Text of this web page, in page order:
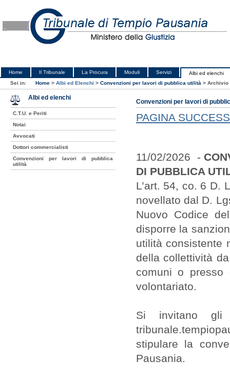
Home Il Tribunale La Procura Moduli Servizi
Albi ed elenchi
Sei in:
Home > Albi ed Elenchi > Convenzioni per lavori di pubblica utilità > Archivio
Convenzioni per lavori di
PAGINA
11/02/2026 -
DI PUBBLICA
L’art. 54, co. 6 D.
novellato dal D.
Nuovo Codice
disporre la
utilità consistente
della collettività
comuni o presso
volontariato.
Si invitano gli
stipulare la
Pausania.
Albi ed elenchi
C.T.U. e Periti
Notai
Avvocati
Dottori commercialisti
Convenzioni per lavori di pubblica
utilità